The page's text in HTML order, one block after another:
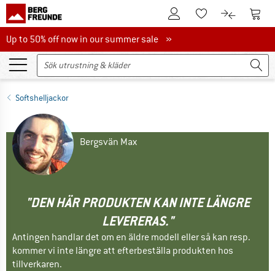
Till kundkontotTill minneslistan.
Till Till
Up to 50% off now in our summer sale
Up to 50% off now in our summer sale »
Softshelljackor
Bergsvän Max
"DEN HÄR PRODUKTEN KAN INTE LÄNGRE
LEVERERAS."
Antingen handlar det om en äldre modell eller så kan resp.
kommer vi inte längre att efterbeställa produkten hos
tillverkaren.